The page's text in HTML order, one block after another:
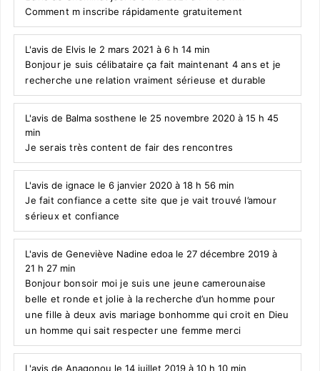
Comment m inscribe rápidamente gratuitement
L'avis de Elvis le 2 mars 2021 à 6 h 14 min
Bonjour je suis célibataire ça fait maintenant 4 ans et je
recherche une relation vraiment sérieuse et durable
L'avis de Balma sosthene le 25 novembre 2020 à 15 h 45
min
Je serais très content de fair des rencontres
L'avis de ignace le 6 janvier 2020 à 18 h 56 min
Je fait confiance a cette site que je vait trouvé l’amour
sérieux et confiance
L'avis de Geneviève Nadine edoa le 27 décembre 2019 à
21 h 27 min
Bonjour bonsoir moi je suis une jeune camerounaise
belle et ronde et jolie à la recherche d’un homme pour
une fille à deux avis mariage bonhomme qui croit en Dieu
un homme qui sait respecter une femme merci
L'avis de Anagonou le 14 juillet 2019 à 10 h 10 min